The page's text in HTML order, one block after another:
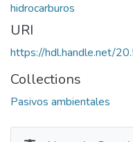
hidrocarburos
URI
https://hdl.handle.net/
Collections
Pasivos ambientales